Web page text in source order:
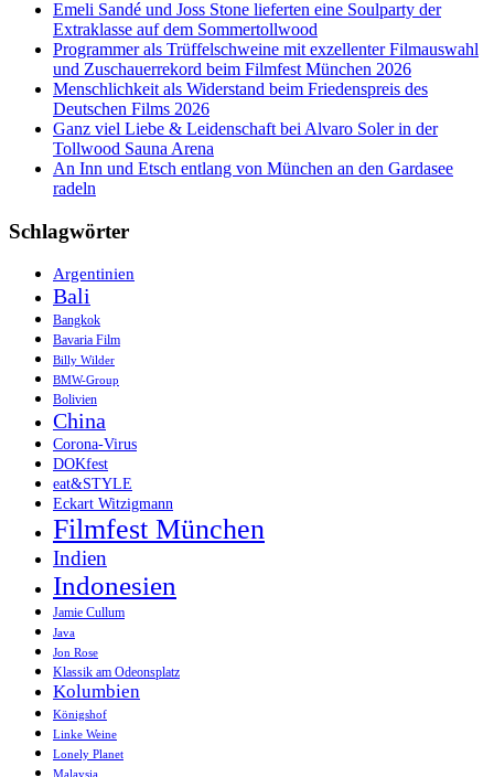
Gourmet-
Genüssen
im
Khum
Lanna
Eco-
Resort,
Emeli Sandé und Joss Stone lieferten eine Soulparty der
Extraklasse auf dem Sommertollwood
Programmer als Trüffelschweine mit exzellenter Filmauswahl
und Zuschauerrekord beim Filmfest München 2026
Menschlichkeit als Widerstand beim Friedenspreis des
Deutschen Films 2026
Ganz viel Liebe & Leidenschaft bei Alvaro Soler in der
Tollwood Sauna Arena
An Inn und Etsch entlang von München an den Gardasee
radeln
Schlagwörter
Argentinien
Bali
Bangkok
Bavaria Film
Billy Wilder
BMW-Group
Bolivien
China
Corona-Virus
DOKfest
eat&STYLE
Eckart Witzigmann
Filmfest München
Indien
Indonesien
Jamie Cullum
Java
Jon Rose
Klassik am Odeonsplatz
Kolumbien
Königshof
Linke Weine
Lonely Planet